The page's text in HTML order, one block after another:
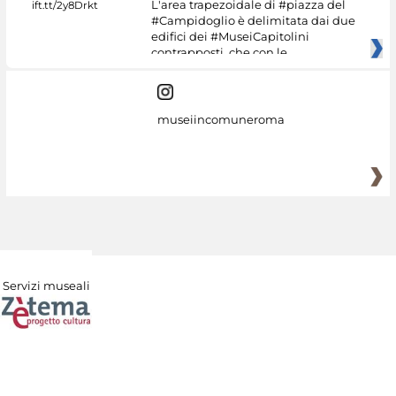
L'area trapezoidale di #piazza del
#Campidoglio è delimitata dai due
edifici dei #MuseiCapitolini
contrapposti, che con le
museiincomuneroma
Servizi museali